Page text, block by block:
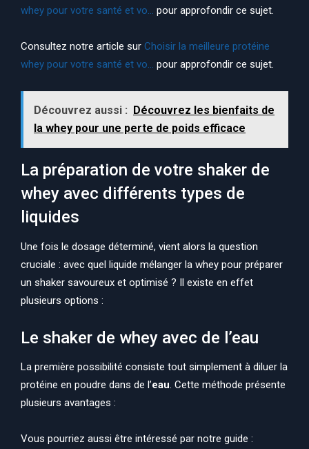
whey pour votre santé et vo… pour approfondir ce sujet.
Consultez notre article sur Choisir la meilleure protéine
whey pour votre santé et vo… pour approfondir ce sujet.
Découvrez aussi : Découvrez les bienfaits de
la whey pour une perte de poids efficace
La préparation de votre shaker de
whey avec différents types de
liquides
Une fois le dosage déterminé, vient alors la question
cruciale : avec quel liquide mélanger la whey pour préparer
un shaker savoureux et optimisé ? Il existe en effet
plusieurs options :
Le shaker de whey avec de l’eau
La première possibilité consiste tout simplement à diluer la
protéine en poudre dans de l’eau. Cette méthode présente
plusieurs avantages :
Vous pourriez aussi être intéressé par notre guide :